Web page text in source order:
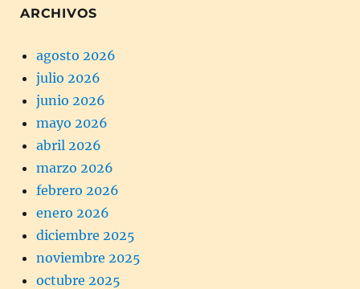
ARCHIVOS
agosto 2026
julio 2026
junio 2026
mayo 2026
abril 2026
marzo 2026
febrero 2026
enero 2026
diciembre 2025
noviembre 2025
octubre 2025